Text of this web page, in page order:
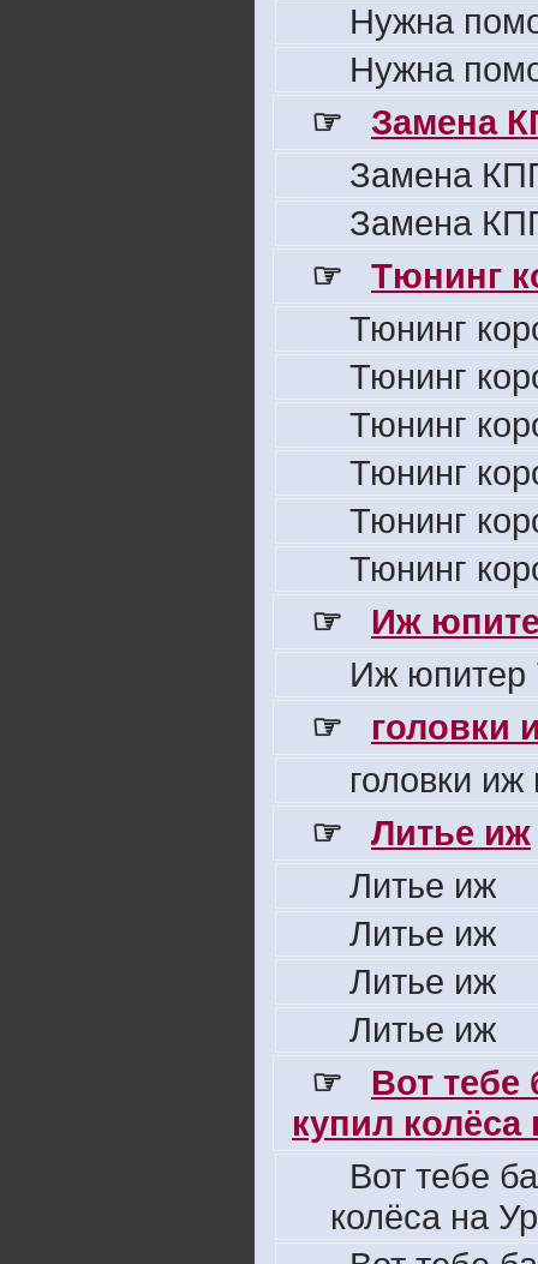
Нужна
Нужна
☞
Замена
Замена
Замена
☞
Тюнинг
Тюнинг
Тюнинг
Тюнинг
Тюнинг
Тюнинг
Тюнинг
☞
Иж
Иж юпитер
☞
головки
головки
☞
Литье иж
Литье иж
Литье иж
Литье иж
Литье иж
☞
Вот
купил колёса
Вот тебе
колёса на